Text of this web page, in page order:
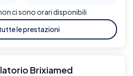
ci sono orari disponibili
le prestazioni
Brixiamed